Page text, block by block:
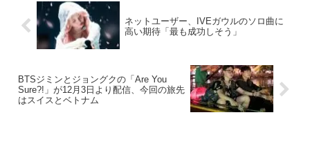
ネットユーザー、IVEガウルのソロ曲に
高い期待「最も成功しそう」
BTSジミンとジョングクの「Are You
Sure?!」が12月3日より配信、今回の旅先
はスイスとベトナム